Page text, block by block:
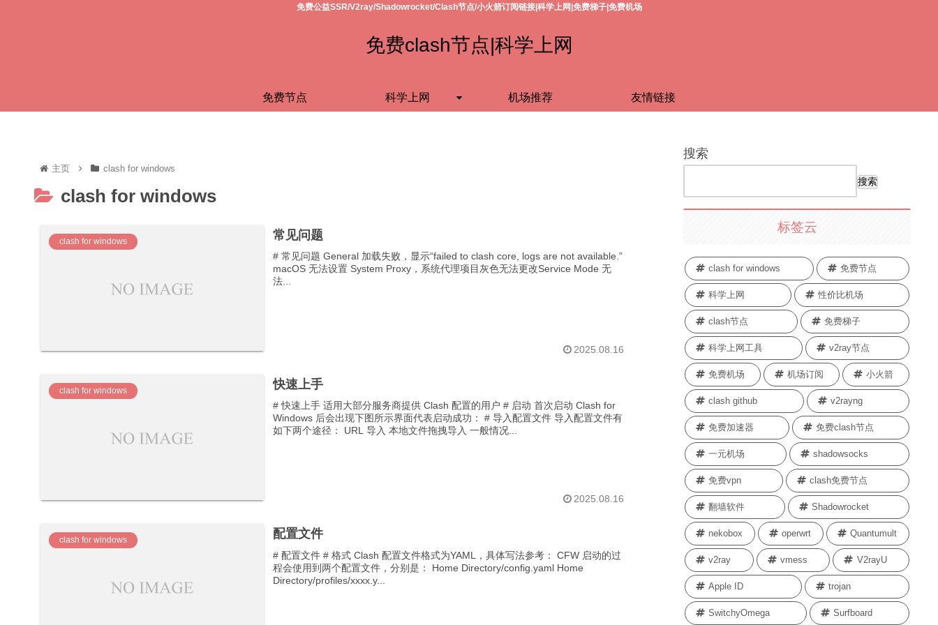
免费公益SSR/V2ray/Shadowrocket/Clash节点/小火箭订阅链接|科学上网|免费梯子|免费机场
免费clash节点|科学上网
免费节点 科学上网 机场推荐 友情链接
主页 clash for windows
clash for windows
clash for windows 常见问题
# 常见问题 General 加载失败，显示“failed to clash core, logs are not available.”
macOS 无法设置 System Proxy，系统代理项目灰色无法更改Service Mode 无
法...
2025.08.16
clash for windows 快速上手
# 快速上手 适用大部分服务商提供 Clash 配置的用户 # 启动 首次启动 Clash for
Windows 后会出现下图所示界面代表启动成功： # 导入配置文件 导入配置文件有
如下两个途径： URL 导入 本地文件拖拽导入 一般情况...
2025.08.16
clash for windows 配置文件
# 配置文件 # 格式 Clash 配置文件格式为YAML，具体写法参考： CFW 启动的过
程会使用到两个配置文件，分别是： Home Directory/config.yaml Home
Directory/profiles/xxxx.y...
搜索
搜索
标签云
clash for windows 免费节点
科学上网 性价比机场
clash节点 免费梯子
科学上网工具 v2ray节点
免费机场 机场订阅 小火箭
clash github v2rayng
免费加速器 免费clash节点
一元机场 shadowsocks
免费vpn clash免费节点
翻墙软件 Shadowrocket
nekobox operwrt Quantumult
v2ray vmess V2rayU
Apple ID trojan
SwitchyOmega Surfboard